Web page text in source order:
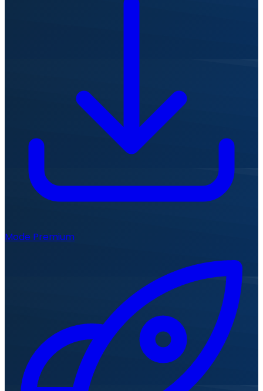
Mode Premium